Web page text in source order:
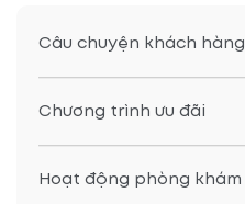
Câu chuyện khách hàng
Chương trình ưu đãi
Hoạt động phòng khám